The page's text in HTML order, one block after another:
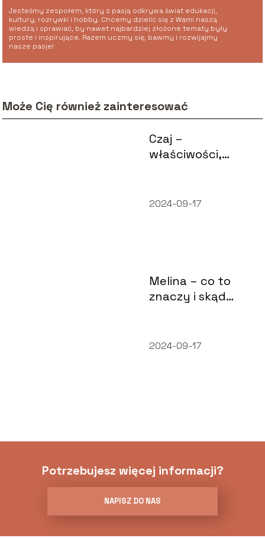
Jesteśmy zespołem, który z pasją odkrywa świat edukacji,
kultury, rozrywki i hobby. Chcemy dzielić się z Wami naszą
wiedzą i sprawiać, by nawet najbardziej złożone tematy były
proste i inspirujące. Razem uczmy się, bawmy i rozwijajmy
nasze pasje!
Może Cię również zainteresować
Czaj –
właściwości,
2024-09-17
Melina – co to
znaczy i skąd
2024-09-17
Potrzebujesz więcej informacji?
NAPISZ DO NAS